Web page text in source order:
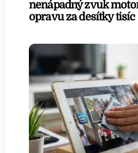
nenápadný zvuk
opravu za desítky tisíc